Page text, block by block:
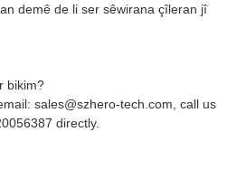
demê de li ser sêwirana çîleran jî
bikim?
sales@szhero-tech.com, call us
directly.